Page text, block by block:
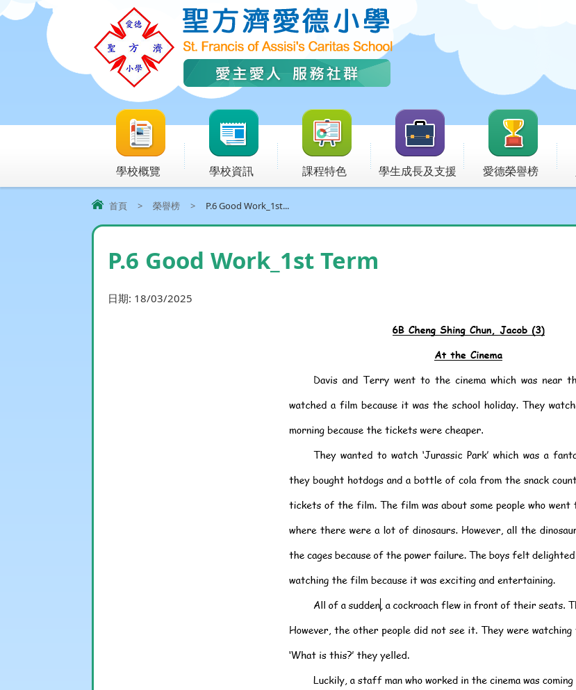
學校概覽 學校資訊 課程特色 學生成長及支援 愛德榮譽榜
首頁 > 榮譽榜 > P.6 Good Work_1st...
P.6 Good Work_1st Term
日期: 18/03/2025